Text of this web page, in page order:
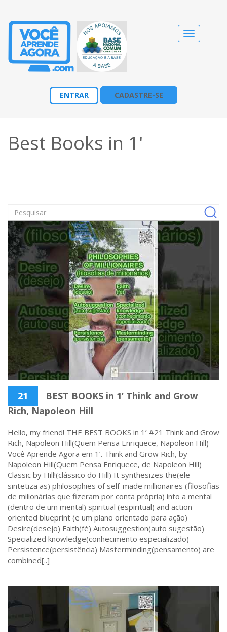
Alternar
navegação
ENTRAR CADASTRE-SE
Best Books in 1'
21
BEST BOOKS in 1’ Think and Grow
Rich, Napoleon Hill
Hello, my friend! THE BEST BOOKS in 1’ #21 Think and Grow
Rich, Napoleon Hill(Quem Pensa Enriquece, Napoleon Hill)
Você Aprende Agora em 1’. Think and Grow Rich, by
Napoleon Hill(Quem Pensa Enriquece, de Napoleon Hill)
Classic by Hill!(clássico do Hill) It synthesizes the(ele
sintetiza as) philosophies of self-made millionaires (filosofias
de milionárias que fizeram por conta própria) into a mental
(dentro de um mental) spiritual (espiritual) and action-
oriented blueprint (e um plano orientado para ação)
Desire(desejo) Faith(fé) Autosuggestion(auto sugestão)
Specialized knowledge(conhecimento especializado)
Persistence(persistência) Masterminding(pensamento) are
combined[..]